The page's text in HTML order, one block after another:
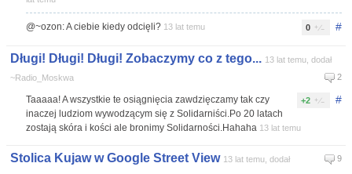
#
0
@~ozon: A ciebie kiedy odcięli? 13 lat temu
Długi! Długi! Długi! Zobaczymy co z tego... 13 lat temu, dodał
~Radio_Moskwa
2
#
+2
Taaaaa! A wszystkie te osiągnięcia zawdzięczamy tak czy
inaczej ludziom wywodzącym się z Solidarniści.Po 20 latach
zostają skóra i kości ale bronimy Solidarności.Hahaha 13 lat temu
Stolica Kujaw w Google Street View 13 lat temu, dodał 9